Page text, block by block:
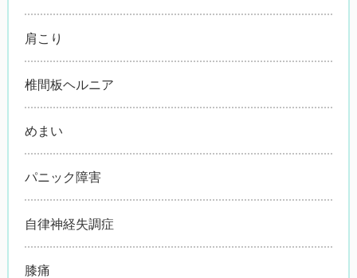
肩こり
椎間板ヘルニア
めまい
パニック障害
自律神経失調症
膝痛